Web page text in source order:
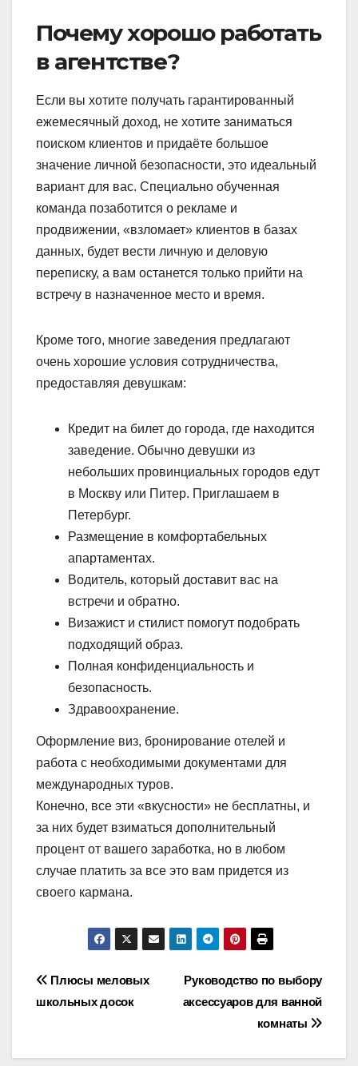
Почему хорошо работать
в агентстве?
Если вы хотите получать гарантированный
ежемесячный доход, не хотите заниматься
поиском клиентов и придаёте большое
значение личной безопасности, это идеальный
вариант для вас. Специально обученная
команда позаботится о рекламе и
продвижении, «взломает» клиентов в базах
данных, будет вести личную и деловую
переписку, а вам останется только прийти на
встречу в назначенное место и время.
Кроме того, многие заведения предлагают
очень хорошие условия сотрудничества,
предоставляя девушкам:
Кредит на билет до города, где находится
заведение. Обычно девушки из
небольших провинциальных городов едут
в Москву или Питер. Приглашаем в
Петербург.
Размещение в комфортабельных
апартаментах.
Водитель, который доставит вас на
встречи и обратно.
Визажист и стилист помогут подобрать
подходящий образ.
Полная конфиденциальность и
безопасность.
Здравоохранение.
Оформление виз, бронирование отелей и
работа с необходимыми документами для
международных туров.
Конечно, все эти «вкусности» не бесплатны, и
за них будет взиматься дополнительный
процент от вашего заработка, но в любом
случае платить за все это вам придется из
своего кармана.
Навигация
записям
Руководство по выбору
аксессуаров для ванной
комнаты
Плюсы меловых
школьных досок